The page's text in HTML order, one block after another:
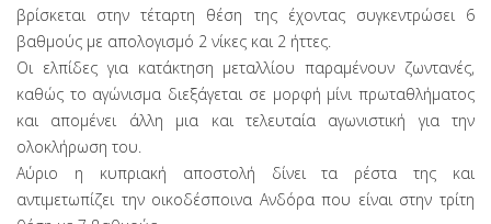
βρίσκεται στην τέταρτη θέση της έχοντας συγκεντρώσει 6
βαθμούς με απολογισμό 2 νίκες και 2 ήττες.
Οι ελπίδες για κατάκτηση μεταλλίου παραμένουν ζωντανές,
καθώς το αγώνισμα διεξάγεται σε μορφή μίνι πρωταθλήματος
και απομένει άλλη μια και τελευταία αγωνιστική για την
ολοκλήρωση του.
Αύριο η κυπριακή αποστολή δίνει τα ρέστα της και
αντιμετωπίζει την οικοδέσποινα Ανδόρα που είναι στην τρίτη